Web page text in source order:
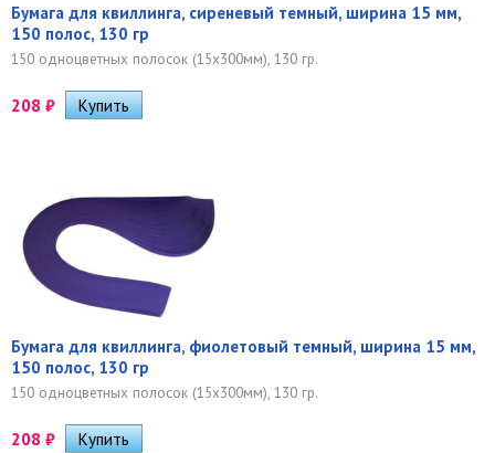
Бумага для квиллинга, сиреневый темный, ширина 15 мм,
150 полос, 130 гр
150 одноцветных полосок (15х300мм), 130 гр.
208 ₽
Бумага для квиллинга, фиолетовый темный, ширина 15 мм,
150 полос, 130 гр
150 одноцветных полосок (15х300мм), 130 гр.
208 ₽